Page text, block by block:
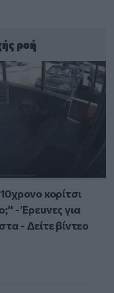
ροή
κορίτσι
- Έρευνες για
- Δείτε βίντεο